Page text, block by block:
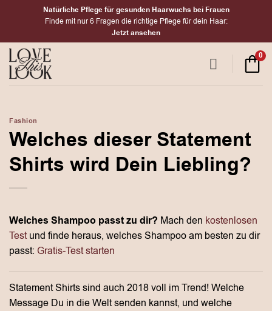
Natürliche Pflege für gesunden Haarwuchs bei Frauen
Finde mit nur 6 Fragen die richtige Pflege für dein Haar:
Jetzt ansehen
0
Fashion
Welches dieser Statement
Shirts wird Dein Liebling?
Welches Shampoo passt zu dir? Mach den kostenlosen
Testund finde heraus, welches Shampoo am besten zu dir
passt: Gratis-Test starten
Statement Shirts sind auch 2018 voll im Trend! Welche
Message Du in die Welt senden kannst, und welche